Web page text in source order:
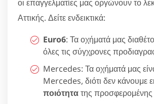
οι επαγγελματίες μας οργώνουν το
Αττικής. Δείτε ενδεικτικά:
Euro6: Τα οχήματά μας
όλες τις σύγχρονες
Mercedes: Τα οχήματά μας
Mercedes, διότι δεν κάνουμε
ποιότητατης προσφερομένης